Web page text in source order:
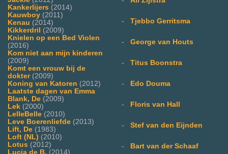
Kankerlijers (2014)
Kauwboy (2011)
Kenau (2014)
Kikkerdril (2009)
Knielen op een Bed Violen
(2016)
Kom niet aan mijn kinderen
(2009)
Komt een vrouw bij de
dokter(2009)
Koning van Katoren (2012)
Laatste dagen van Emma
Blank, De (2009)
Lek (2000)
LelleBelle (2010)
Leve Boerenliefde (2013)
Lift, De (1983)
Loft (NL) (2010)
Lotus (2012)
Lucia de B. (2014)
- Tjebbo Gerritsma
- George van Houts
- Titus Boonstra
- Edo Douma
- Floris van Hall
- Stef van den Eijnden
- Bart van der Schaaf